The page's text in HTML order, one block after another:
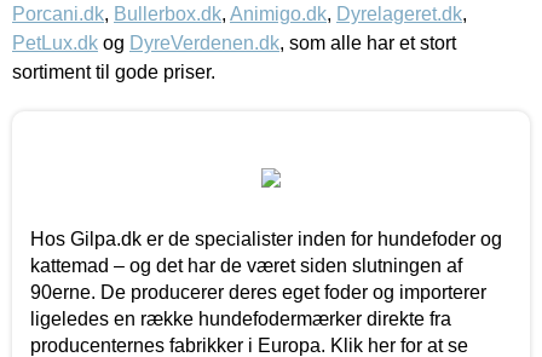
Porcani.dk, Bullerbox.dk, Animigo.dk, Dyrelageret.dk,
PetLux.dk og DyreVerdenen.dk, som alle har et stort
sortiment til gode priser.
Hos Gilpa.dk er de specialister inden for hundefoder og
kattemad – og det har de været siden slutningen af
90erne. De producerer deres eget foder og importerer
ligeledes en række hundefodermærker direkte fra
producenternes fabrikker i Europa. Klik her for at se